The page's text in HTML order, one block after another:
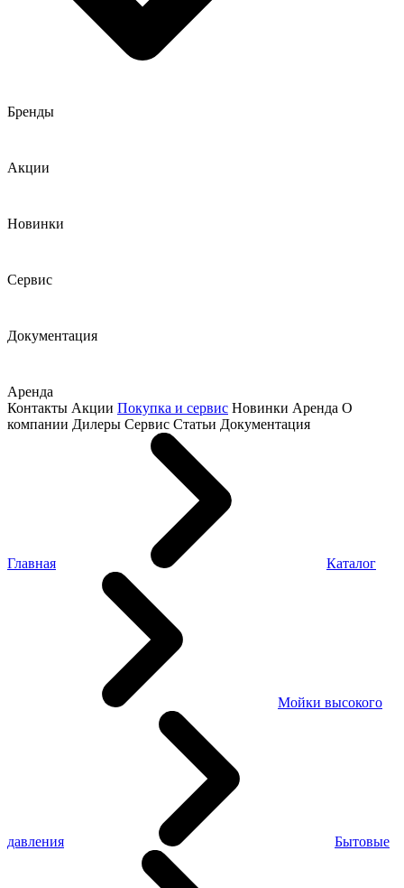
Бренды
Акции
Новинки
Сервис
Документация
Аренда
Контакты Акции Покупка и сервис Новинки Аренда О
компании Дилеры Сервис Статьи Документация
Главная Каталог
Мойки высокого
давления Бытовые